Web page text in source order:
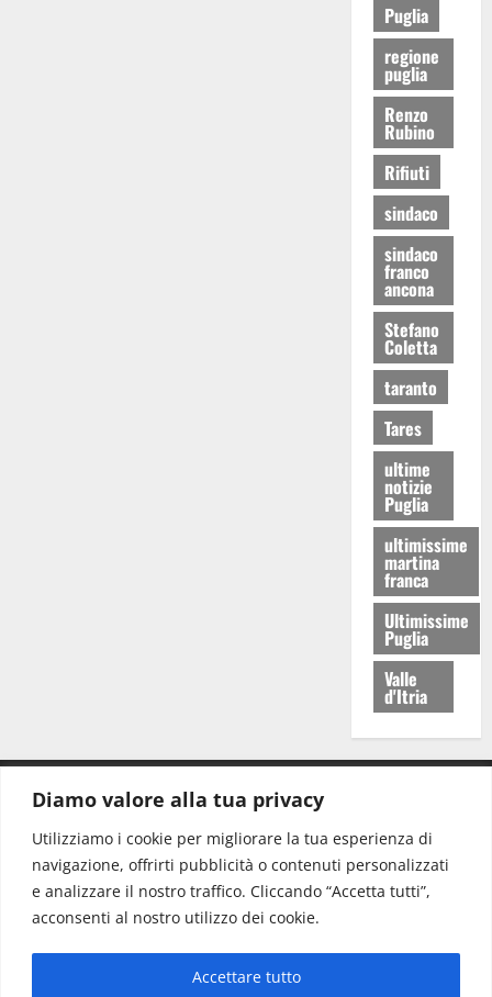
Diamo valore alla tua privacy
Utilizziamo i cookie per migliorare la tua esperienza di
navigazione, offrirti pubblicità o contenuti personalizzati
e analizzare il nostro traffico. Cliccando “Accetta tutti”,
acconsenti al nostro utilizzo dei cookie.
Accettare tutto
Puglia
regione
puglia
Renzo
Rubino
Rifiuti
sindaco
sindaco
franco
ancona
Stefano
Coletta
taranto
Tares
ultime
notizie
Puglia
ultimissime
martina
franca
Ultimissime
Puglia
Valle
d'Itria
Redazione: redazione@www.martinasera.it
Direttore:direttore@www.martinasera.it
Info & Commerciale:info@www.martinasera.it